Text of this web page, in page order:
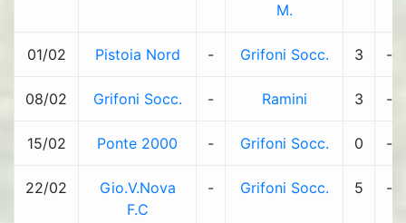
M.
01/02 Pistoia Nord - Grifoni Socc. 3 -
08/02 Grifoni Socc. - Ramini 3 -
15/02 Ponte 2000 - Grifoni Socc. 0 -
22/02
Gio.V.Nova
F.C
- Grifoni Socc. 5 -